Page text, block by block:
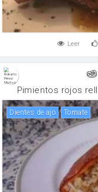
Leer
Pimientos rojos
Dientes de ajo tomate